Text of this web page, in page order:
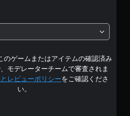
中
の
4
.
のゲームまたはアイテムの確認済み
モデレーターチームで審査されま
レビューポリシーをご確認くださ
い。